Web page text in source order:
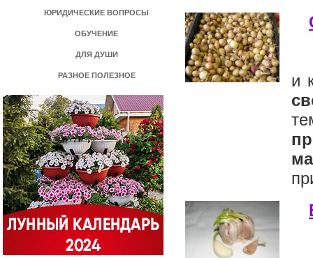
ЮРИДИЧЕСКИЕ ВОПРОСЫ
ОБУЧЕНИЕ
ДЛЯ ДУШИ
РАЗНОЕ ПОЛЕЗНОЕ
и